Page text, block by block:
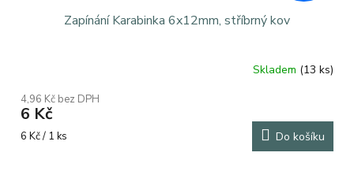
Zapínání Karabinka 6x12mm, stříbrný kov
Skladem (13 ks)
4,96 Kč bez DPH
6 Kč
Měrná
6 Kč / 1 ks Do košíku